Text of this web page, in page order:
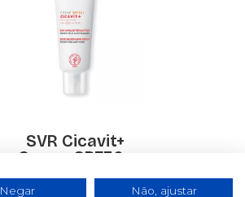
SVR Cicavit+
Creme SPF50+
Negar Não, ajustar